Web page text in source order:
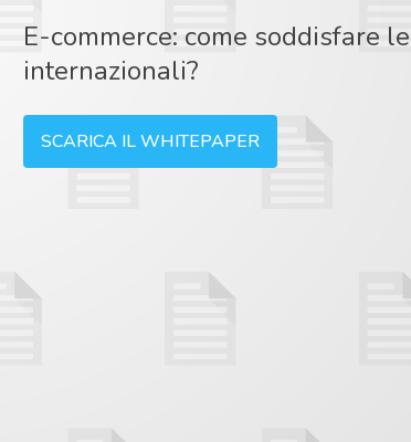
E-commerce: come soddisfare
internazionali?
SCARICA IL WHITEPAPER